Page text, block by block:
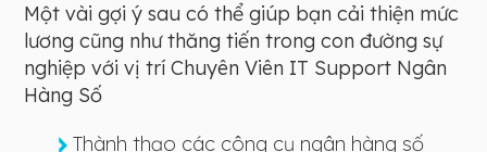
Một vài gợi ý sau có thể giúp bạn cải thiện mức
lương cũng như thăng tiến trong con đường sự
nghiệp với vị trí Chuyên Viên IT Support Ngân
Hàng Số
Thành thạo các công cụ ngân hàng số